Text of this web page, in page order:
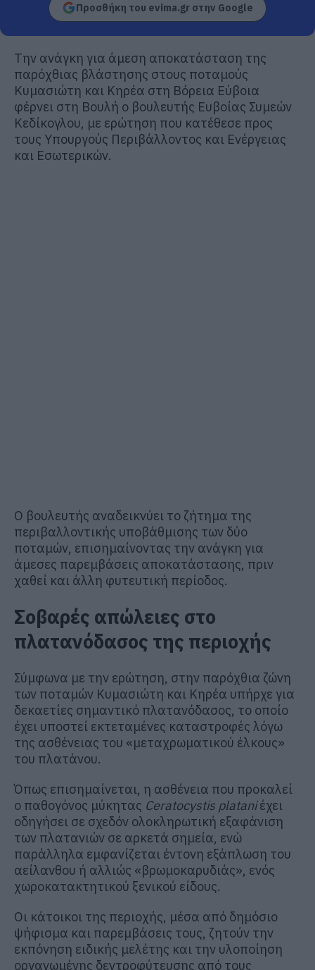
Προσθήκη του evima.gr στην Google
Την ανάγκη για άμεση αποκατάσταση της
παρόχθιας βλάστησης στους ποταμούς
Κυμασιώτη και Κηρέα στη Βόρεια Εύβοια
φέρνει στη Βουλή ο βουλευτής Ευβοίας Συμεών
Κεδίκογλου, με ερώτηση που κατέθεσε προς
τους Υπουργούς Περιβάλλοντος και Ενέργειας
και Εσωτερικών.
Ο βουλευτής αναδεικνύει το ζήτημα της
περιβαλλοντικής υποβάθμισης των δύο
ποταμών, επισημαίνοντας την ανάγκη για
άμεσες παρεμβάσεις αποκατάστασης, πριν
χαθεί και άλλη φυτευτική περίοδος.
Σοβαρές απώλειες στο
πλατανόδασος της περιοχής
Σύμφωνα με την ερώτηση, στην παρόχθια ζώνη
των ποταμών Κυμασιώτη και Κηρέα υπήρχε για
δεκαετίες σημαντικό πλατανόδασος, το οποίο
έχει υποστεί εκτεταμένες καταστροφές λόγω
της ασθένειας του «μεταχρωματικού έλκους»
του πλατάνου.
Όπως επισημαίνεται, η ασθένεια που προκαλεί
ο παθογόνος μύκητας Ceratocystis plataniέχει
οδηγήσει σε σχεδόν ολοκληρωτική εξαφάνιση
των πλατανιών σε αρκετά σημεία, ενώ
παράλληλα εμφανίζεται έντονη εξάπλωση του
αείλανθου ή αλλιώς «βρωμοκαρυδιάς», ενός
χωροκατακτητικού ξενικού είδους.
Οι κάτοικοι της περιοχής, μέσα από δημόσιο
ψήφισμα και παρεμβάσεις τους, ζητούν την
εκπόνηση ειδικής μελέτης και την υλοποίηση
οργανωμένης δεντροφύτευσης από τους